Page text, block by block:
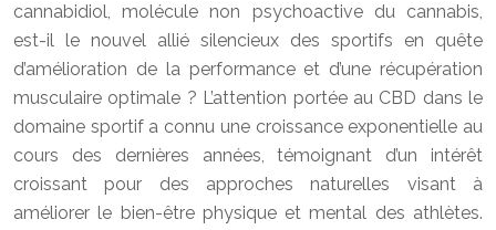
cannabidiol, molécule non psychoactive du cannabis,
est-il le nouvel allié silencieux des sportifs en quête
d’amélioration de la performance et d’une récupération
musculaire optimale ? L’attention portée au CBD dans le
domaine sportif a connu une croissance exponentielle au
cours des dernières années, témoignant d’un intérêt
croissant pour des approches naturelles visant à
améliorer le bien-être physique et mental des athlètes.